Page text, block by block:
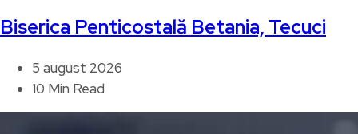
Biserica Penticostală Betania, Tecuci
5 august 2026
10 Min Read